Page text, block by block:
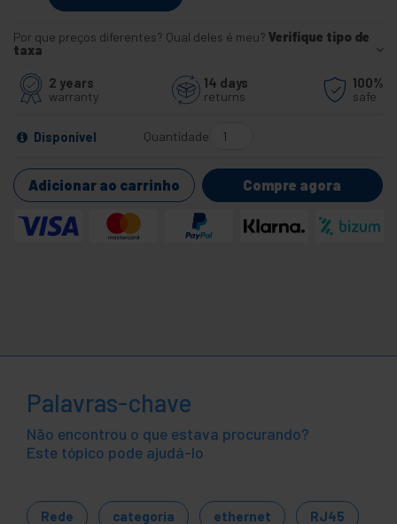
Por que preços diferentes? Qual deles é meu? Verifique tipo de
taxa
2 years
warranty
14 days
returns
100%
safe
Disponível Quantidade
Adicionar ao carrinho Compre agora
Palavras-chave
Não encontrou o que estava procurando?
Este tópico pode ajudá-lo
Rede categoria ethernet RJ45